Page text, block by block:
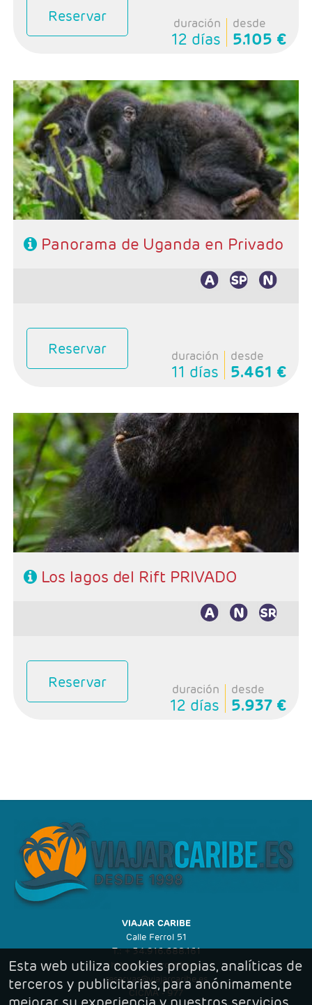
Reservar duración
12 días
desde
5.105 €
Salidas: Diarias
Ruta: 1n Entebbe, 2n Catararas de Murchison, 1n
Bosque de Budongo, 2n Queen Elizabeth, 2n Bwindi y
1n Entebe
Hoteles: Muy bien ubicados y recomendables.
Categorías Economy y Comfort
Régimen: Pensión completa, excepto el día de llegada
Panorama de Uganda en Privado
Reservar duración
11 días
desde
5.461 €
Salidas: Diarias
Ruta: 1 n Entebbe1n Catararas de Murchison, 1n Fort
Portal, 2n Queen Elizabeth, 2n Bwindi y 1n Lago Mburo
Incluida: Safari en los Gorilas de Bwindi y Trekking
Chimpances en Kibale
Hoteles: Muy bien ubicados y recomendables
Régimen: Pensión completa, excepto el día de llegada
Los lagos del Rift PRIVADO
Reservar duración
12 días
desde
5.937 €
VIAJAR CARIBE
Calle Ferrol 51
T.: + 34.916.688.161
https://viajarcaribe.es
reservas@viajarcaribe.es
CICMA - 977
Esta web utiliza cookies propias, analíticas de
terceros y publicitarias, para anónimamente